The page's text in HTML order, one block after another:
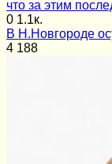
что за этим
0 1.1к.
В Н.Новгороде
4 188